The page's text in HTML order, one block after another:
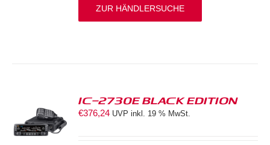
ZUR HÄNDLERSUCHE
IC-2730E BLACK EDITION
€376,24 UVP inkl. 19 % MwSt.